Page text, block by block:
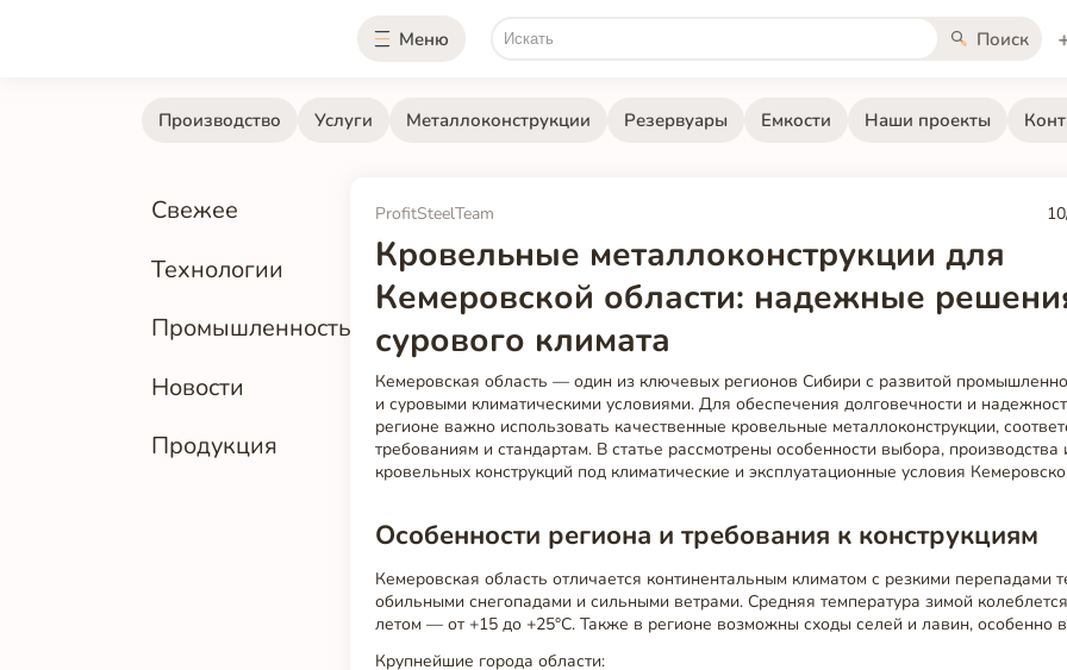
Меню Поиск
Производство Услуги Металлоконструкции Резервуары Емкости Наши проекты
Свежее
Технологии
Промышленность
Новости
Продукция
ProfitSteelTeam
Кровельные металлоконструкции для
Кемеровской области: надежные
сурового климата
Кемеровская область — один из ключевых регионов Сибири с развитой
и суровыми климатическими условиями. Для обеспечения долговечности и
регионе важно использовать качественные кровельные металлоконструкции,
требованиям и стандартам. В статье рассмотрены особенности выбора,
кровельных конструкций под климатические и эксплуатационные условия
Особенности региона и требования к конструкциям
Кемеровская область отличается континентальным климатом с резкими перепадами
обильными снегопадами и сильными ветрами. Средняя температура зимой
летом — от +15 до +25°C. Также в регионе возможны сходы селей и лавин, особенно
Крупнейшие города области: